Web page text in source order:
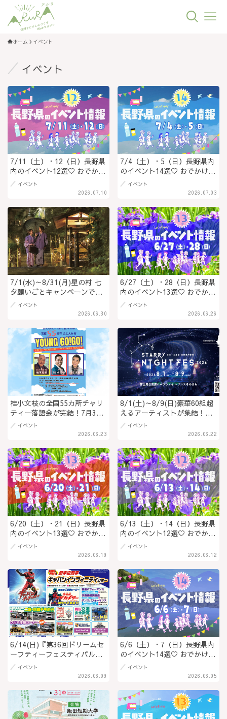
ホーム イベント
イベント
7/11（土）・12（日）長野県
内のイベント12選♡ おでかけ
を楽しもう！
2026.07.10
イベント
7/4（土）・5（日）長野県内
のイベント14選♡ おでかけを
楽しもう！
2026.07.03
イベント
7/1(水)～8/31(月)星の村 七
夕願いごとキャンペーンであ
なたの願いが叶う！星と竹あ
かりに包まれるイベント『七
智村（PR）
2026.06.30
イベント
6/27（土）・28（日）長野県
内のイベント13選♡ おでかけ
を楽しもう！
2026.06.26
イベント
桂小文枝の全国55カ所チャリ
ティー落語会が完結！7月3日
長野・善光寺で最終公演
2026.06.23
イベント
8/1(土)～8/9(日)豪華60組超
えるアーティストが集結！感
動に満ちた夜へと誘う
『STARRY NIGHT FES
野県 阿智村
2026.06.22
イベント
6/20（土）・21（日）長野県
内のイベント13選♡ おでかけ
を楽しもう！
2026.06.19
イベント
6/13（土）・14（日）長野県
内のイベント12選♡ おでかけ
を楽しもう！
2026.06.12
イベント
6/14(日)『第36回ドリームセ
ーフティーフェスティバル』
ギャバンインフィニティショ
ーやデモ走行、パトカー乗車
で楽しめる無料イベントが開
催！＠長野県須坂市
2026.06.09
イベント
6/6（土）・7（日）長野県内
のイベント14選♡ おでかけを
楽しもう！
2026.06.05
イベント